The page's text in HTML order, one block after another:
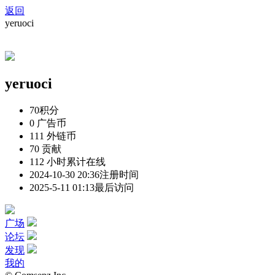
返回
yeruoci
yeruoci
70积分
0 广告币
111 外链币
70 贡献
112 小时累计在线
2024-10-30 20:36注册时间
2025-5-11 01:13最后访问
广场
论坛
发现
我的